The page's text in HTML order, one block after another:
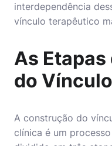
interdependência
vínculo terapêutico
As
do Vínculo
A construção do
clínica é um